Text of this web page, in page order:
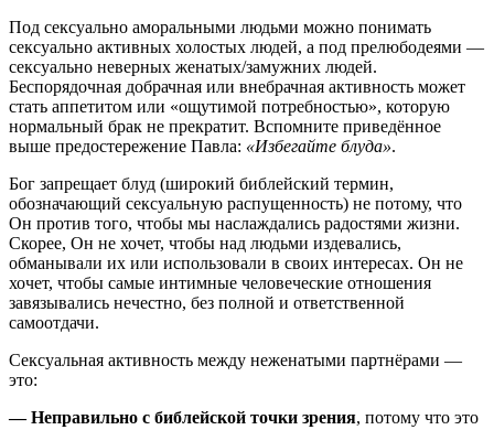
Под сексуально аморальными людьми можно понимать
сексуально активных холостых людей, а под прелюбодеями —
сексуально неверных женатых/замужних людей.
Беспорядочная добрачная или внебрачная активность может
стать аппетитом или «ощутимой потребностью», которую
нормальный брак не прекратит. Вспомните приведённое
выше предостережение Павла: «Избегайте блуда».
Бог запрещает блуд (широкий библейский термин,
обозначающий сексуальную распущенность) не потому, что
Он против того, чтобы мы наслаждались радостями жизни.
Скорее, Он не хочет, чтобы над людьми издевались,
обманывали их или использовали в своих интересах. Он не
хочет, чтобы самые интимные человеческие отношения
завязывались нечестно, без полной и ответственной
самоотдачи.
Сексуальная активность между неженатыми партнёрами —
это:
—Неправильно с библейской точки зрения, потому что это